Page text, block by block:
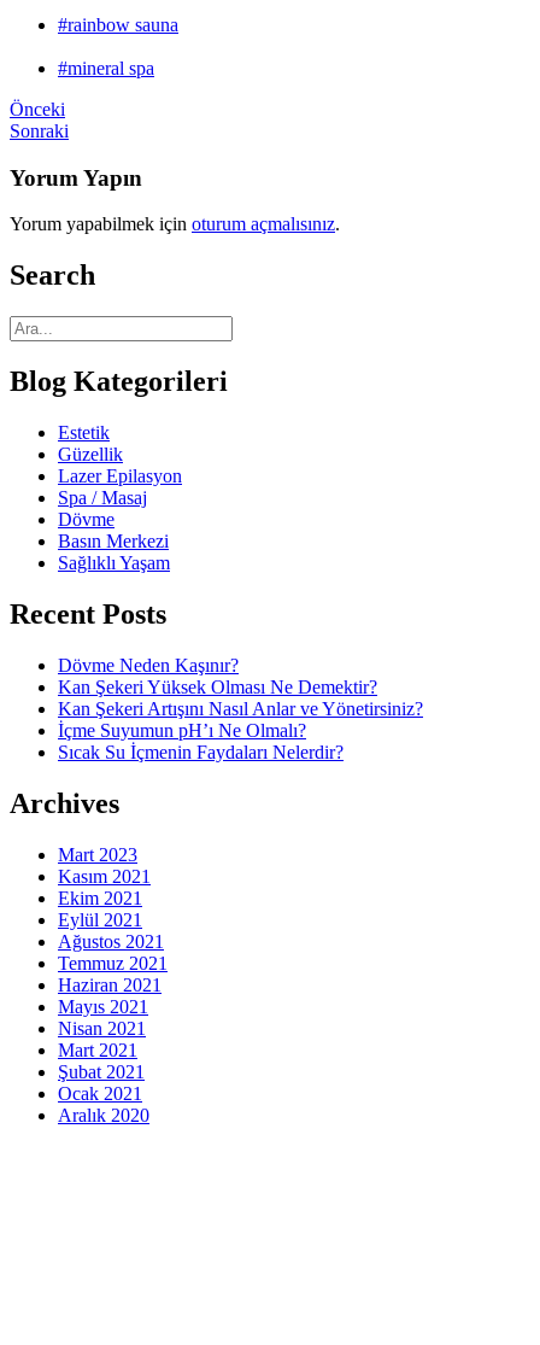
#rainbow sauna
#mineral spa
Önceki
Sonraki
Yorum Yapın
Yorum yapabilmek için oturum açmalısınız.
Search
Blog Kategorileri
Estetik
Güzellik
Lazer Epilasyon
Spa / Masaj
Dövme
Basın Merkezi
Sağlıklı Yaşam
Recent Posts
Dövme Neden Kaşınır?
Kan Şekeri Yüksek Olması Ne Demektir?
Kan Şekeri Artışını Nasıl Anlar ve Yönetirsiniz?
İçme Suyumun pH’ı Ne Olmalı?
Sıcak Su İçmenin Faydaları Nelerdir?
Archives
Mart 2023
Kasım 2021
Ekim 2021
Eylül 2021
Ağustos 2021
Temmuz 2021
Haziran 2021
Mayıs 2021
Nisan 2021
Mart 2021
Şubat 2021
Ocak 2021
Aralık 2020